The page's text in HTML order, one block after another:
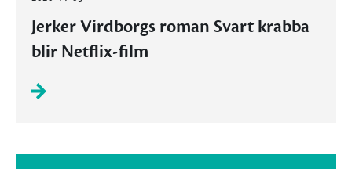
Jerker Virdborgs roman Svart krabba
blir Netflix-film